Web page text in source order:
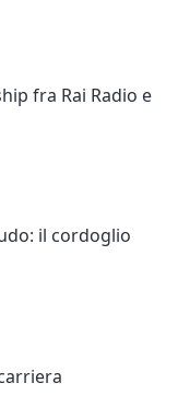
fra Rai Radio e
il cordoglio